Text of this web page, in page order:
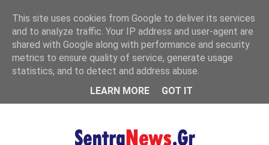
MENU
This site uses cookies from Google to deliver its services
and to analyze traffic. Your IP address and user-agent are
shared with Google along with performance and security
metrics to ensure quality of service, generate usage
statistics, and to detect and address abuse.
LEARN MORE
GOT IT